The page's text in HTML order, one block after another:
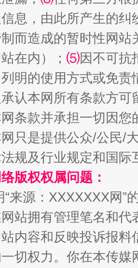
大"原罪" "炒
费，一次搞定
息，由此所产生的纠
而造成的暂时性网
在内）； ⑸因不可抗
明的使用方式或免责
认本网所有条款方
条款并承担一切因
只是提供公众/公民/
规及行业规定和国
版权权属问题：
“来源：XXXXXXX网”
站拥有管理笔名和
内容和反映投诉报
切权力。你在本传